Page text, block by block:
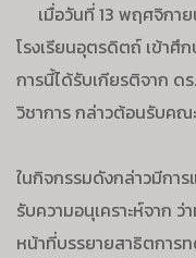
เมื่อวันที่ 13 พฤศจิกาย
โรงเรียนอุตรดิตถ์ เข้าศึ
การนี้ได้รับเกียรติจาก
วิชาการ กล่าวต้อนรับคณ
ในกิจกรรมดังกล่าวมีการ
รับความอนุเคราะห์จาก
หน้าที่บรรยายสาธิตการ